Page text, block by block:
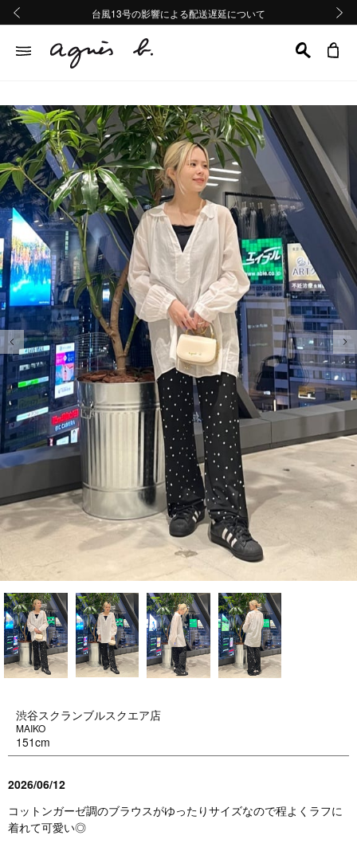
熊本地域地震の影響による配送遅延について
Summer Sale 2buy10%OFF!!
台風13号の影響による配送遅延について
熊本地域地震の影響による配送遅延について
Summer Sale 2buy10%OFF!!
前の画像 次
渋谷スクランブルスクエア店
MAIKO
151cm
2026/06/12
コットンガーゼ調のブラウスがゆったりサイズなので程よくラフに
着れて可愛い◎